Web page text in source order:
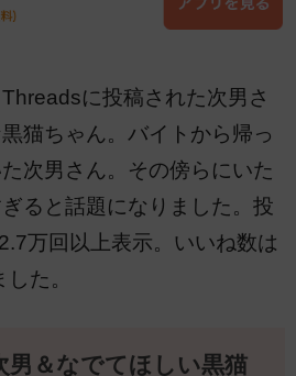
に投稿された次男さ
猫ちゃん。バイトから帰っ
次男さん。その傍らにいた
ると話題になりました。投
万回以上表示。いいね数は
た。
男＆なでてほしい黒猫